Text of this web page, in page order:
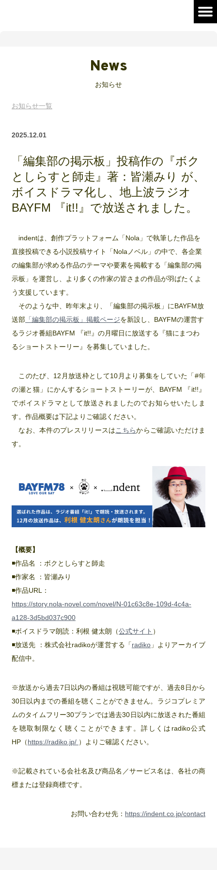
News
お知らせ
お知らせ一覧
2025.12.01
「編集部の掲示板」投稿作の『ボク
としらすと師走』著：皆瀬みり が、
ボイスドラマ化し、地上波ラジオ
BAYFM 『it!!』で放送されました。
indentは、創作プラットフォーム「Nola」で執筆した作品を
直接投稿できる小説投稿サイト「Nolaノベル」の中で、各企業
の編集部が求める作品のテーマや要素を掲載する「編集部の掲
示板」を運営し、より多くの作家の皆さまの作品が羽ばたくよ
う支援しています。
そのような中、昨年末より、「編集部の掲示板」にBAYFM放
送部 「編集部の掲示板」掲載ページを新設し、BAYFMの運営す
るラジオ番組BAYFM 『it!!』の月曜日に放送する『猫にまつわ
るショートストーリー』を募集していました。
このたび、12月放送枠として10月より募集をしていた「#年
の瀬と猫」にかんするショートストーリーが、BAYFM 『it!!』
でボイスドラマとして放送されましたのでお知らせいたしま
す。作品概要は下記よりご確認ください。
なお、本件のプレスリリースはこちらからご確認いただけま
す。
【概要】
◾️作品名 ：ボクとしらすと師走
◾️作家名 ：皆瀬みり
◾️作品URL：
https://story.nola-novel.com/novel/N-01c63c8e-109d-4c4a-
a128-3d5bd037c900
◾️ボイスドラマ朗読：利根 健太朗（公式サイト ）
◾️放送先 ：株式会社radikoが運営する「radiko」よりアーカイブ
配信中。
※放送から過去7日以内の番組は視聴可能ですが、過去8日から
30日以内までの番組を聴くことができません。ラジコプレミア
ムのタイムフリー30プランでは過去30日以内に放送された番組
を聴取制限なく聴くことができます。詳しくはradiko公式
HP（https://radiko.jp/ ）よりご確認ください。
※記載されている会社名及び商品名／サービス名は、各社の商
標または登録商標です。
お問い合わせ先： https://indent.co.jp/contact